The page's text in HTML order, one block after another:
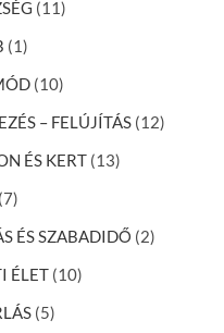
(11)
(1)
(10)
– FELÚJÍTÁS (12)
ÉS KERT (13)
(7)
ÉS SZABADIDŐ (2)
ÉLET (10)
(5)